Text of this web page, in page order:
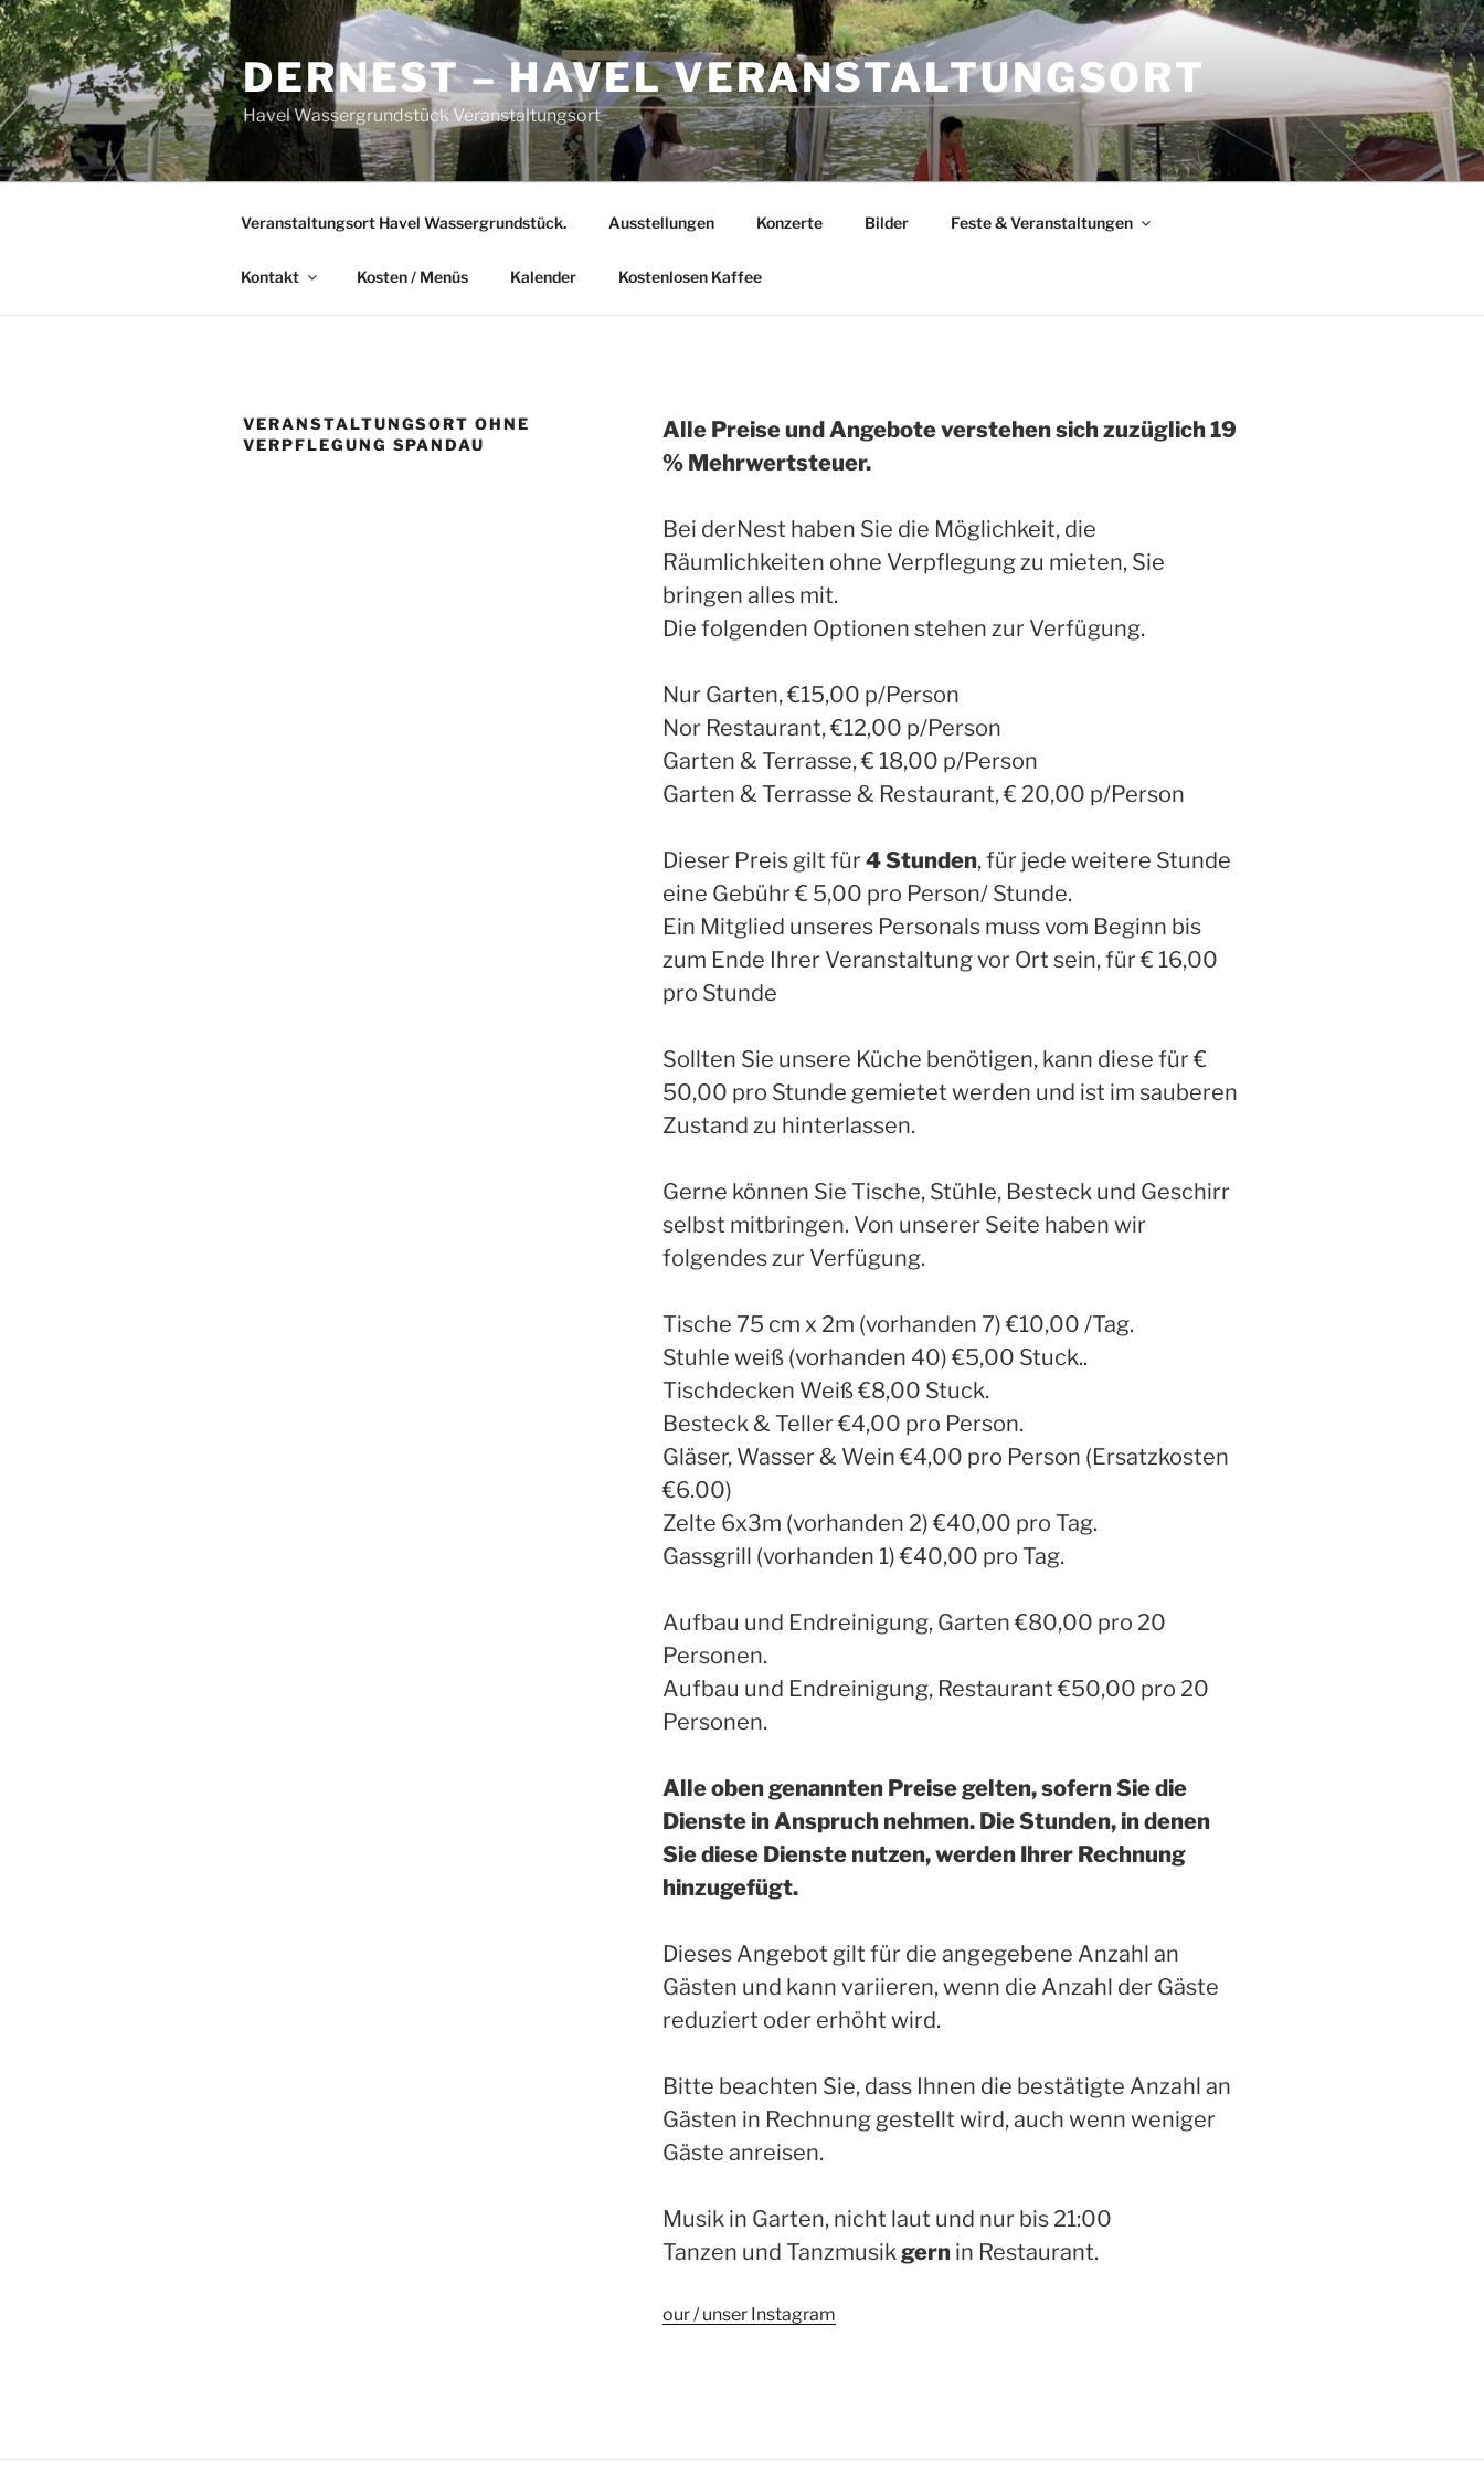
Zum
Inhalt
springen
DERNEST – HAVEL VERANSTALTUNGSORT
Havel Wassergrundstück Veranstaltungsort
Veranstaltungsort Havel Wassergrundstück. Ausstellungen Konzerte Bilder Feste & Veranstaltungen
Kontakt Kosten / Menüs Kalender Kostenlosen Kaffee
VERANSTALTUNGSORT OHNE
VERPFLEGUNG SPANDAU
Alle Preise und Angebote verstehen sich zuzüglich 19
% Mehrwertsteuer.
Bei derNest haben Sie die Möglichkeit, die
Räumlichkeiten ohne Verpflegung zu mieten, Sie
bringen alles mit.
Die folgenden Optionen stehen zur Verfügung.
Nur Garten, €15,00 p/Person
Nor Restaurant, €12,00 p/Person
Garten & Terrasse, € 18,00 p/Person
Garten & Terrasse & Restaurant, € 20,00 p/Person
Dieser Preis gilt für4 Stunden, für jede weitere Stunde
eine Gebühr € 5,00 pro Person/ Stunde.
Ein Mitglied unseres Personals muss vom Beginn bis
zum Ende Ihrer Veranstaltung vor Ort sein, für € 16,00
pro Stunde
Sollten Sie unsere Küche benötigen, kann diese für €
50,00 pro Stunde gemietet werden und ist im sauberen
Zustand zu hinterlassen.
Gerne können Sie Tische, Stühle, Besteck und Geschirr
selbst mitbringen. Von unserer Seite haben wir
folgendes zur Verfügung.
Tische 75 cm x 2m (vorhanden 7) €10,00 /Tag.
Stuhle weiß (vorhanden 40) €5,00 Stuck..
Tischdecken Weiß €8,00 Stuck.
Besteck & Teller €4,00 pro Person.
Gläser, Wasser & Wein €4,00 pro Person (Ersatzkosten
€6.00)
Zelte 6x3m (vorhanden 2) €40,00 pro Tag.
Gassgrill (vorhanden 1) €40,00 pro Tag.
Aufbau und Endreinigung, Garten €80,00 pro 20
Personen.
Aufbau und Endreinigung, Restaurant €50,00 pro 20
Personen.
Alle oben genannten Preise gelten, sofern Sie die
Dienste in Anspruch nehmen. Die Stunden, in denen
Sie diese Dienste nutzen, werden Ihrer Rechnung
hinzugefügt.
Dieses Angebot gilt für die angegebene Anzahl an
Gästen und kann variieren, wenn die Anzahl der Gäste
reduziert oder erhöht wird.
Bitte beachten Sie, dass Ihnen die bestätigte Anzahl an
Gästen in Rechnung gestellt wird, auch wenn weniger
Gäste anreisen.
Musik in Garten, nicht laut und nur bis 21:00
Tanzen und Tanzmusikgernin Restaurant.
our / unser Instagram